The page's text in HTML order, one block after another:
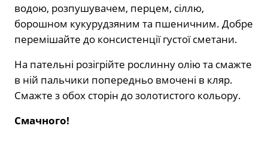
водою, розпушувачем, перцем, сіллю,
борошном кукурудзяним та пшеничним. Добре
перемішайте до консистенції густої сметани.
На пательні розігрійте рослинну олію та смажте
в ній пальчики попередньо вмочені в кляр.
Смажте з обох сторін до золотистого кольору.
Смачного!